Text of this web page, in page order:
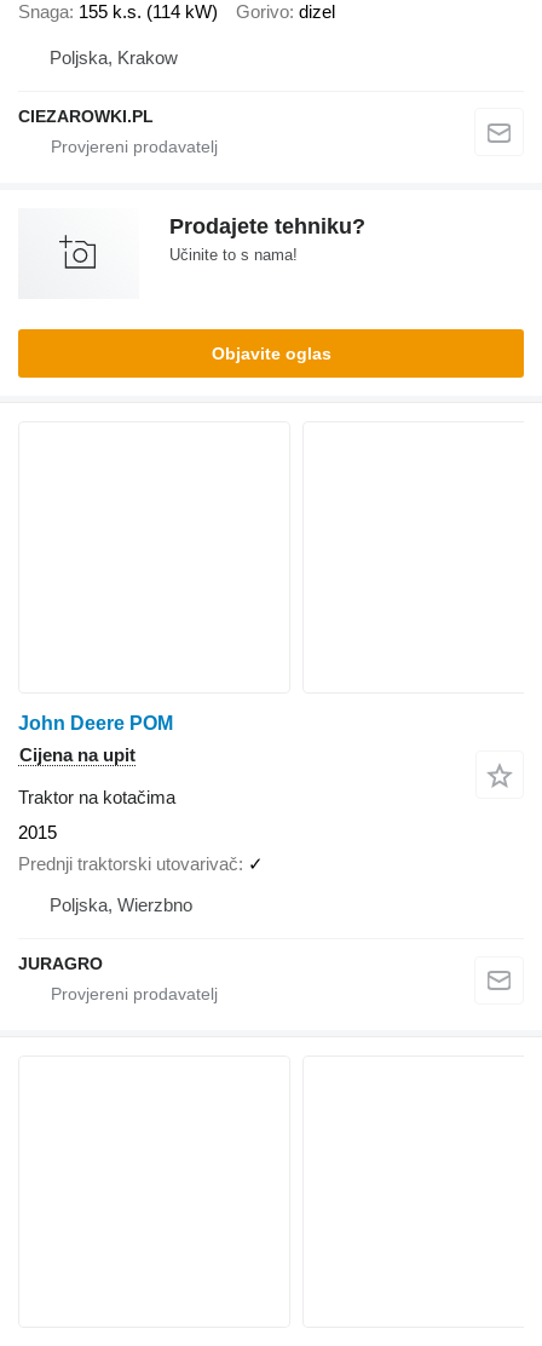
Snaga 155 k.s. (114 kW) Gorivo dizel
Poljska, Krakow
CIEZAROWKI.PL
Prodajete tehniku?
Učinite to s nama!
Objavite oglas
John Deere POM
Cijena na upit
Traktor na kotačima
2015
Prednji traktorski utovarivač
✓
Poljska, Wierzbno
JURAGRO